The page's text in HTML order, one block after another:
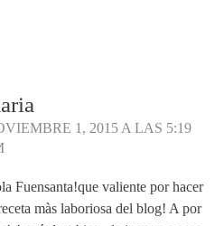
1, 2015 A LAS 5:19
Fuensanta!que valiente por hacer
màs laboriosa del blog! A por